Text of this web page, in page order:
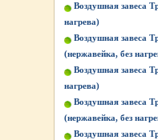
Воздушная завеса
нагрева)
Воздушная завеса
(нержавейка, без
Воздушная завеса
нагрева)
Воздушная завеса
(нержавейка, без
Воздушная завеса